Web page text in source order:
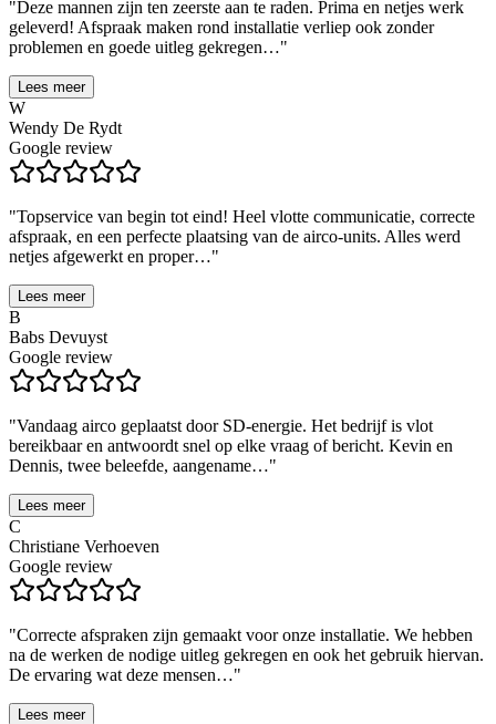
"Deze mannen zijn ten zeerste aan te raden. Prima en netjes werk
geleverd! Afspraak maken rond installatie verliep ook zonder
problemen en goede uitleg gekregen…"
Lees meer
W
Wendy De Rydt
Google review
"Topservice van begin tot eind! Heel vlotte communicatie, correcte
afspraak, en een perfecte plaatsing van de airco-units. Alles werd
netjes afgewerkt en proper…"
Lees meer
B
Babs Devuyst
Google review
"Vandaag airco geplaatst door SD-energie. Het bedrijf is vlot
bereikbaar en antwoordt snel op elke vraag of bericht. Kevin en
Dennis, twee beleefde, aangename…"
Lees meer
C
Christiane Verhoeven
Google review
"Correcte afspraken zijn gemaakt voor onze installatie. We hebben
na de werken de nodige uitleg gekregen en ook het gebruik hiervan.
De ervaring wat deze mensen…"
Lees meer